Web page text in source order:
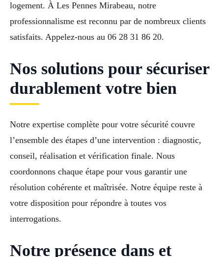
logement. À Les Pennes Mirabeau, notre
professionnalisme est reconnu par de nombreux clients
satisfaits. Appelez-nous au 06 28 31 86 20.
Nos solutions pour sécuriser
durablement votre bien
Notre expertise complète pour votre sécurité couvre
l’ensemble des étapes d’une intervention : diagnostic,
conseil, réalisation et vérification finale. Nous
coordonnons chaque étape pour vous garantir une
résolution cohérente et maîtrisée. Notre équipe reste à
votre disposition pour répondre à toutes vos
interrogations.
Notre présence dans et